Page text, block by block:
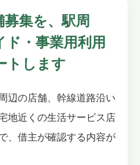
集を、駅周
・事業用利用
トします
辺の店舗、幹線道路沿い
地近くの生活サービス店
、借主が確認する内容が